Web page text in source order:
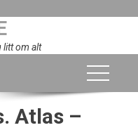
litt om alt
Atlas –